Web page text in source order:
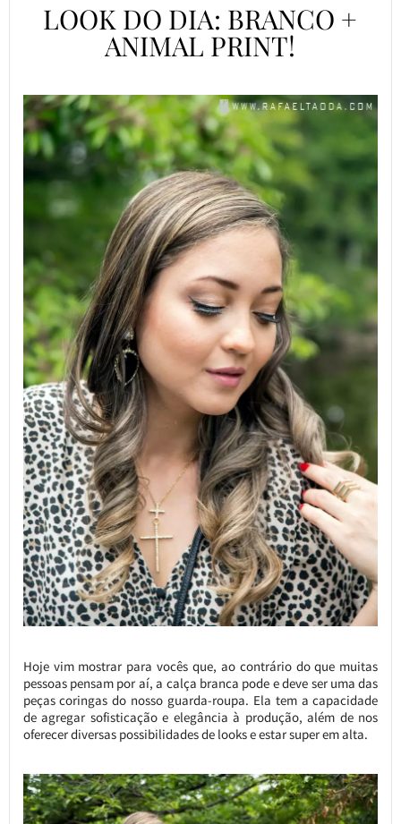
LOOK DO DIA: BRANCO +
ANIMAL PRINT!
Hoje vim mostrar para vocês que, ao contrário do que muitas
pessoas pensam por aí, a calça branca pode e deve ser uma das
peças coringas do nosso guarda-roupa. Ela tem a capacidade
de agregar sofisticação e elegância à produção, além de nos
oferecer diversas possibilidades de looks e estar super em alta.